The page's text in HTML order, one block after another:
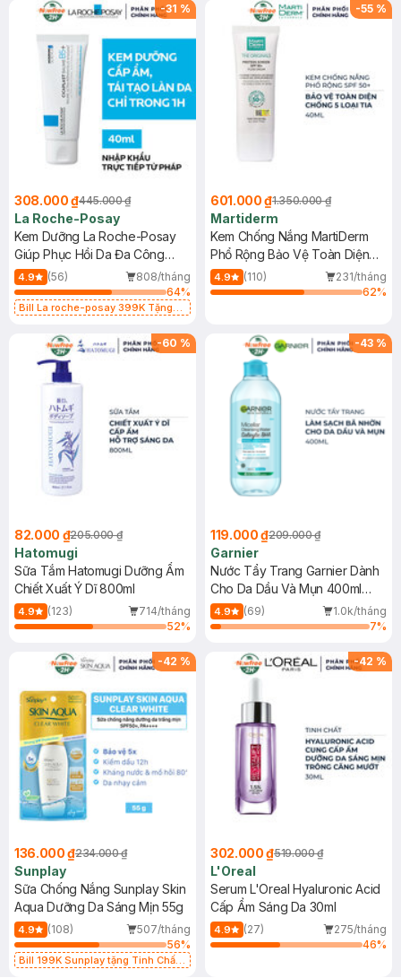
-31 %
308.000 ₫445.000 ₫
La Roche-Posay
Kem Dưỡng La Roche-Posay
Giúp Phục Hồi Da Đa Công
Dụng 40ml
4.9 (56)
808/tháng
64%
Bill La roche-posay 399K Tặng
(SL có hạn)
-55 %
601.000 ₫1.350.000 ₫
Martiderm
Kem Chống Nắng MartiDerm
Phổ Rộng Bảo Vệ Toàn Diện
40ml
4.9 (110)
231/tháng
62%
-60 %
82.000 ₫205.000 ₫
Hatomugi
Sữa Tắm Hatomugi Dưỡng Ẩm
Chiết Xuất Ý Dĩ 800ml
4.9 (123)
714/tháng
52%
-43 %
119.000 ₫209.000 ₫
Garnier
Nước Tẩy Trang Garnier Dành
Cho Da Dầu Và Mụn 400ml
(Mới)
4.9 (69)
1.0k/tháng
7%
-42 %
136.000 ₫234.000 ₫
Sunplay
Sữa Chống Nắng Sunplay Skin
Aqua Dưỡng Da Sáng Mịn 55g
4.9 (108)
507/tháng
56%
Bill 199K Sunplay tặng Tinh Chất
-42 %
302.000 ₫519.000 ₫
L'Oreal
Serum L'Oreal Hyaluronic Acid
Cấp Ẩm Sáng Da 30ml
4.9 (27)
275/tháng
46%